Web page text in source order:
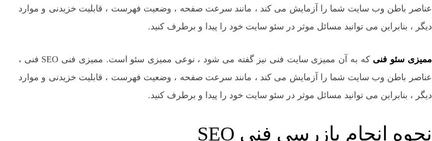
عناصر باطن وب سایت شما را آزمایش می کند ، مانند سرعت صفحه ، وضعیت فهرست ، قابلیت خزیدنی و موارد
دیگر ، بنابراین می توانید مسائل موثر در سئو سایت خود را پیدا و برطرف کنید.
ممیزی سئو فنی
که به آن ممیزی سایت فنی نیز گفته می شود ، نوعی ممیزی سئو است. ممیزی فنی SEO فنی ،
عناصر باطن وب سایت شما را آزمایش می کند ، مانند سرعت صفحه ، وضعیت فهرست ، قابلیت خزیدنی و موارد
دیگر ، بنابراین می توانید مسائل موثر در سئو سایت خود را پیدا و برطرف کنید.
نحوه انجام بازرسی فنی SEO